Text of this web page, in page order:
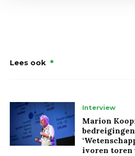
Lees ook
Interview
Marion
ivoren toren